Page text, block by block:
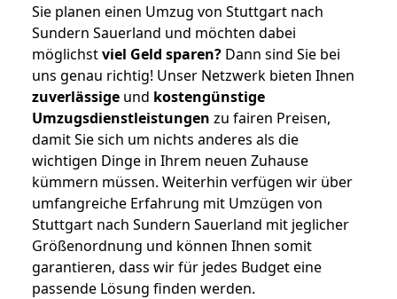
Sie planen einen Umzug von Stuttgart nach
Sundern Sauerland und möchten dabei
möglichstviel Geld sparen? Dann sind Sie bei
uns genau richtig! Unser Netzwerk bieten Ihnen
zuverlässige und kostengünstige
Umzugsdienstleistungen zu fairen Preisen,
damit Sie sich um nichts anderes als die
wichtigen Dinge in Ihrem neuen Zuhause
kümmern müssen. Weiterhin verfügen wir über
umfangreiche Erfahrung mit Umzügen von
Stuttgart nach Sundern Sauerland mit jeglicher
Größenordnung und können Ihnen somit
garantieren, dass wir für jedes Budget eine
passende Lösung finden werden.